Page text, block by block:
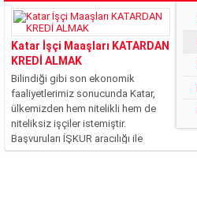
Katar İşçi Maaşları KATARDAN
KREDİ ALMAK
Bilindiği gibi son ekonomik
faaliyetlerimiz sonucunda Katar,
ülkemizden hem nitelikli hem de
niteliksiz işçiler istemiştir.
Başvuruları İŞKUR aracılığı ile
yapılan bu işler, ciddi şekilde